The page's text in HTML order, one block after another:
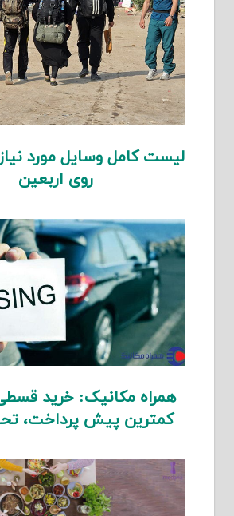
لیست کامل وسایل مورد نیاز
روی اربعین
همراه مکانیک: خرید
کمترین پیش پرداخت،